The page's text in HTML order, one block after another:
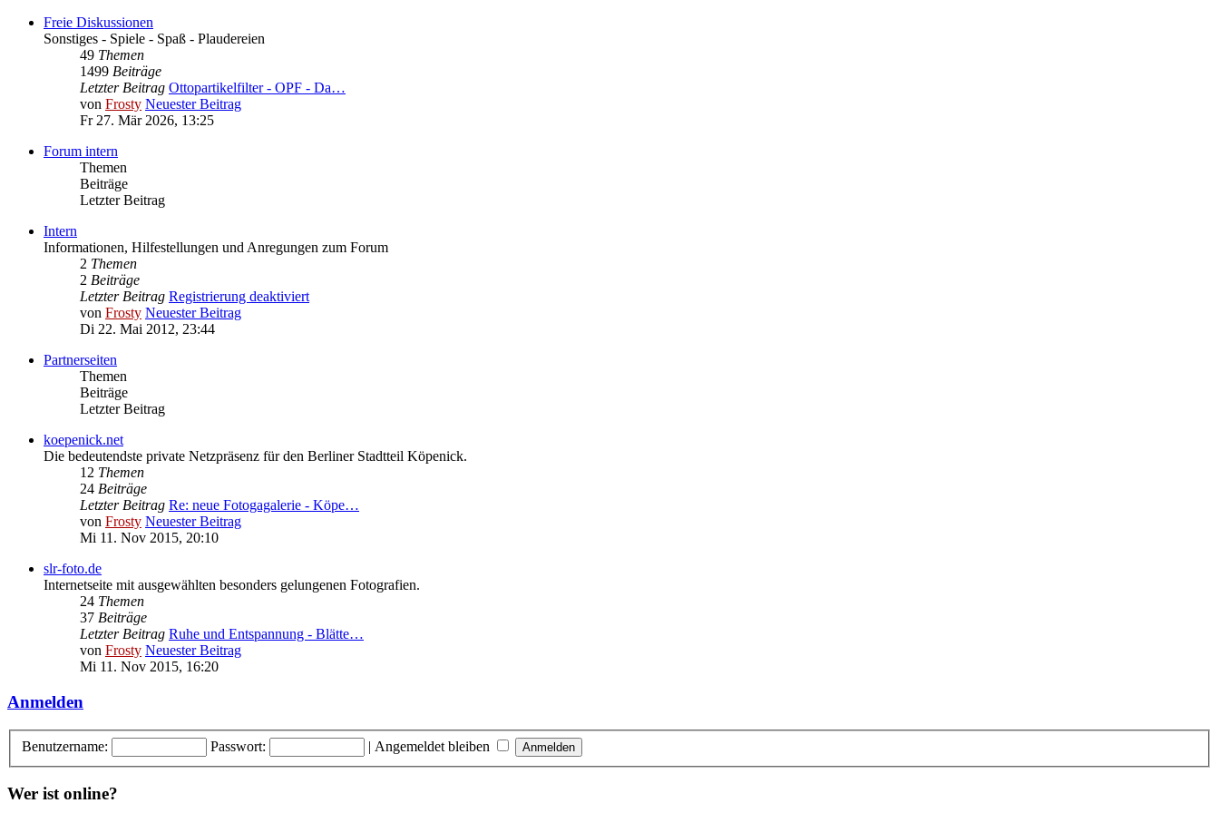
Freie Diskussionen
Sonstiges - Spiele - Spaß - Plaudereien
49 Themen
1499 Beiträge
Letzter Beitrag Ottopartikelfilter - OPF - Da…
von Frosty Neuester Beitrag
Fr 27. Mär 2026, 13:25
Forum intern
Themen
Beiträge
Letzter Beitrag
Intern
Informationen, Hilfestellungen und Anregungen zum Forum
2 Themen
2 Beiträge
Letzter Beitrag Registrierung deaktiviert
von Frosty Neuester Beitrag
Di 22. Mai 2012, 23:44
Partnerseiten
Themen
Beiträge
Letzter Beitrag
koepenick.net
Die bedeutendste private Netzpräsenz für den Berliner Stadtteil Köpenick.
12 Themen
24 Beiträge
Letzter Beitrag Re: neue Fotogagalerie - Köpe…
von Frosty Neuester Beitrag
Mi 11. Nov 2015, 20:10
slr-foto.de
Internetseite mit ausgewählten besonders gelungenen Fotografien.
24 Themen
37 Beiträge
Letzter Beitrag Ruhe und Entspannung - Blätte…
von Frosty Neuester Beitrag
Mi 11. Nov 2015, 16:20
Anmelden
Benutzername: Passwort: | Angemeldet bleiben
Wer ist online?